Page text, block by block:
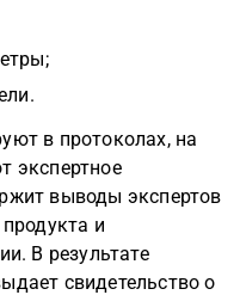
в протоколах, на
экспертное
выводы экспертов
и
В результате
свидетельство о